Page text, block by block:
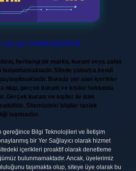
live:.cid.575569c608265c69
herhangi bir marka, kurum veya şahıs
Sitede yalnızca kendi
paylaşılmaktadır. Burada yer alan içerikler
olup, gerçek kurum ve kişiler hakkında
Gerçek kurum ve kişiler ile isim
Sitemizdeki bilgiler taslak
taşımazlar.
gereğince Bilgi Teknolojileri ve İletişim
bir Yer Sağlayıcı olarak hizmet
içerikleri proaktif olarak denetleme
bulunmamaktadır. Ancak, üyelerimiz
taşımakta olup, siteye üye olarak bu